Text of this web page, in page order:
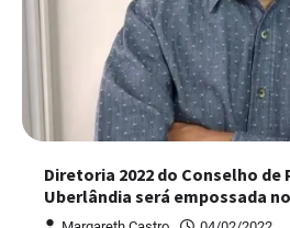
Diretoria 2022 do Conselho de
Uberlândia será empossada